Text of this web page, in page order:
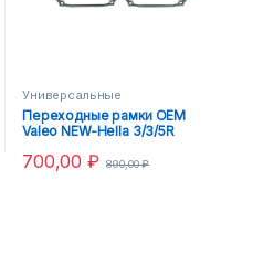
Универсальные
Переходные рамки OEM
Valeo NEW-Hella 3/3/5R
700,00₽ 890,00₽